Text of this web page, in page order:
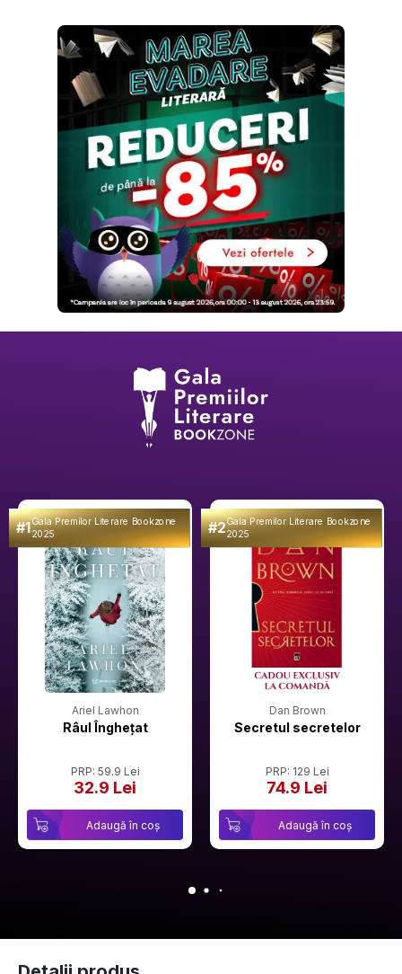
#1Gala Premilor Literare Bookzone
2025
Ariel Lawhon
Râul Înghețat
PRP: 59.9 Lei
32.9 Lei
Adaugă în coș
#2Gala Premilor Literare Bookzone
2025
Dan Brown
Secretul secretelor
PRP: 129 Lei
74.9 Lei
Adaugă în coș